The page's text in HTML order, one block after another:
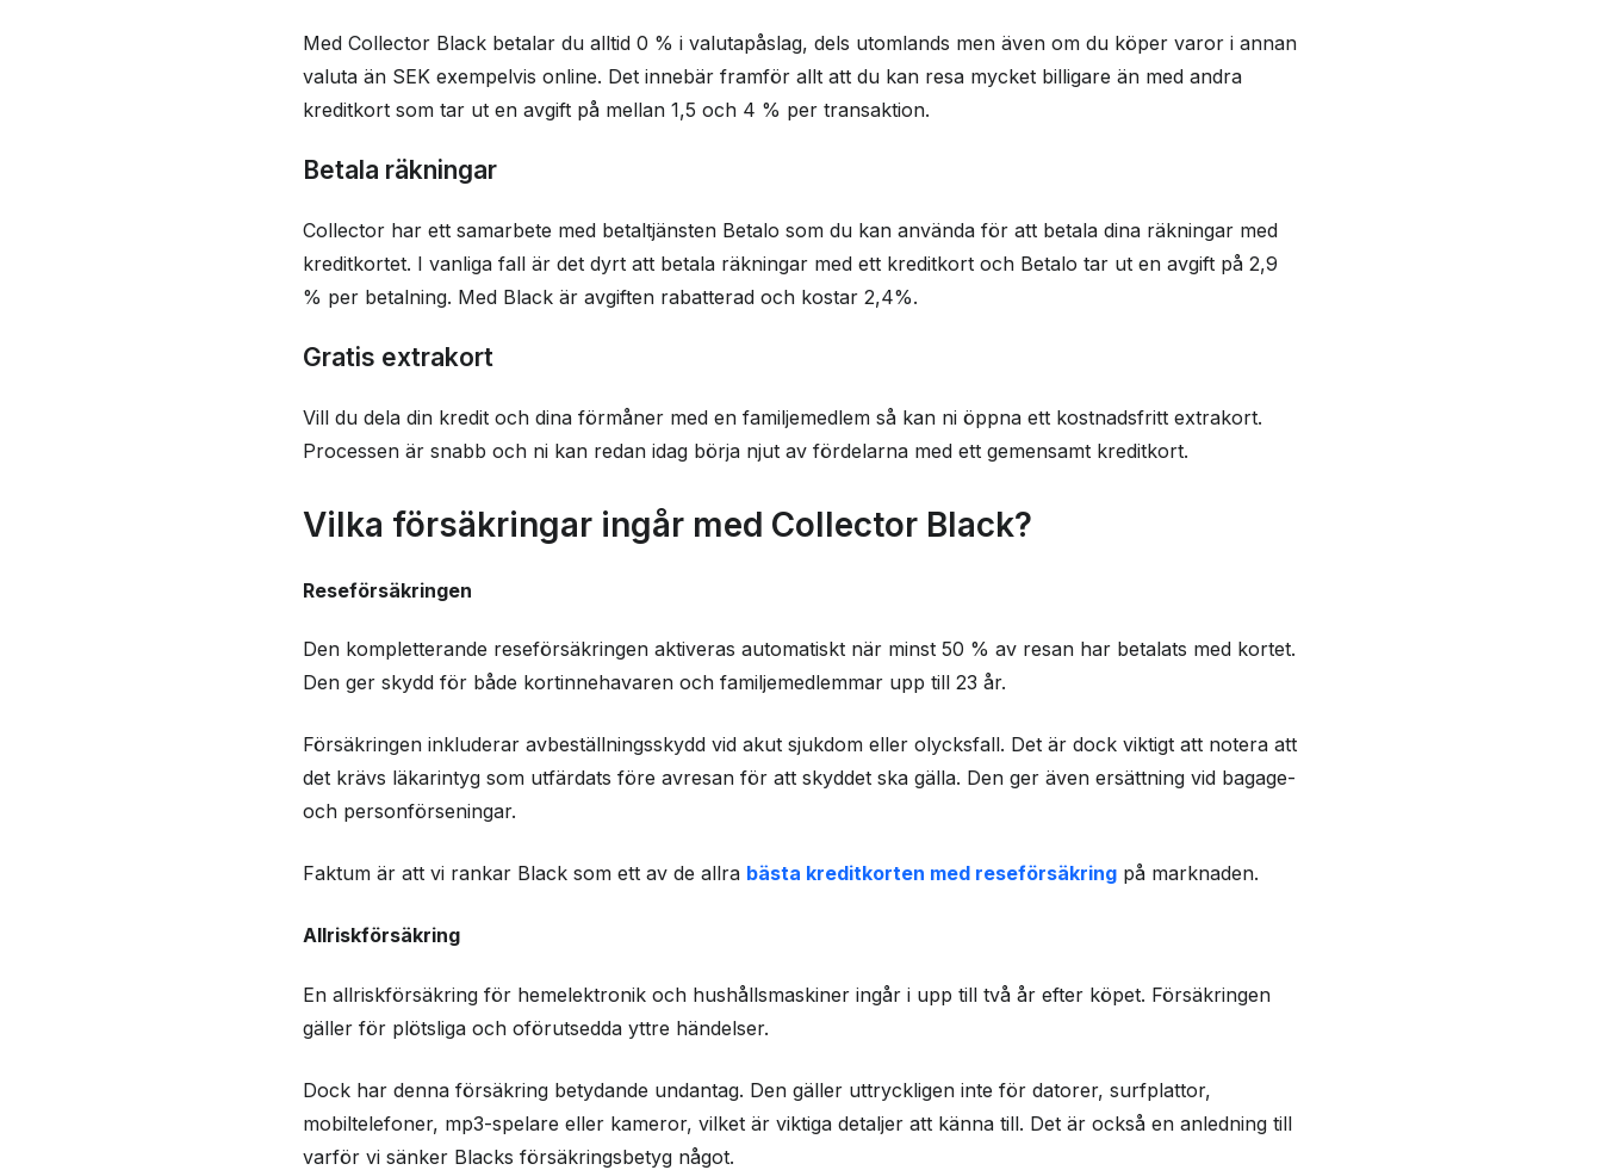
Med Collector Black betalar du alltid 0 % i valutapåslag, dels utomlands men även om du köper varor i annan
valuta än SEK exempelvis online. Det innebär framför allt att du kan resa mycket billigare än med andra
kreditkort som tar ut en avgift på mellan 1,5 och 4 % per transaktion.
Betala räkningar
Collector har ett samarbete med betaltjänsten Betalo som du kan använda för att betala dina räkningar med
kreditkortet. I vanliga fall är det dyrt att betala räkningar med ett kreditkort och Betalo tar ut en avgift på 2,9
% per betalning. Med Black är avgiften rabatterad och kostar 2,4%.
Gratis extrakort
Vill du dela din kredit och dina förmåner med en familjemedlem så kan ni öppna ett kostnadsfritt extrakort.
Processen är snabb och ni kan redan idag börja njut av fördelarna med ett gemensamt kreditkort.
Vilka försäkringar ingår med Collector Black?
Reseförsäkringen
Den kompletterande reseförsäkringen aktiveras automatiskt när minst 50 % av resan har betalats med kortet.
Den ger skydd för både kortinnehavaren och familjemedlemmar upp till 23 år.
Försäkringen inkluderar avbeställningsskydd vid akut sjukdom eller olycksfall. Det är dock viktigt att notera att
det krävs läkarintyg som utfärdats före avresan för att skyddet ska gälla. Den ger även ersättning vid bagage-
och personförseningar.
Faktum är att vi rankar Black som ett av de allra bästa kreditkorten med reseförsäkringpå marknaden.
Allriskförsäkring
En allriskförsäkring för hemelektronik och hushållsmaskiner ingår i upp till två år efter köpet. Försäkringen
gäller för plötsliga och oförutsedda yttre händelser.
Dock har denna försäkring betydande undantag. Den gäller uttryckligen inte för datorer, surfplattor,
mobiltelefoner, mp3-spelare eller kameror, vilket är viktiga detaljer att känna till. Det är också en anledning till
varför vi sänker Blacks försäkringsbetyg något.